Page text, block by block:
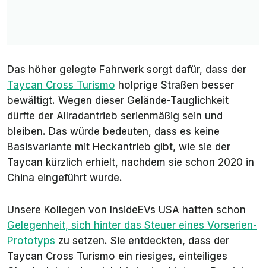
Das höher gelegte Fahrwerk sorgt dafür, dass der
Taycan Cross Turismo holprige Straßen besser
bewältigt. Wegen dieser Gelände-Tauglichkeit
dürfte der Allradantrieb serienmäßig sein und
bleiben. Das würde bedeuten, dass es keine
Basisvariante mit Heckantrieb gibt, wie sie der
Taycan kürzlich erhielt, nachdem sie schon 2020 in
China eingeführt wurde.
Unsere Kollegen von InsideEVs USA hatten schon
Gelegenheit, sich hinter das Steuer eines Vorserien-
Prototyps zu setzen. Sie entdeckten, dass der
Taycan Cross Turismo ein riesiges, einteiliges